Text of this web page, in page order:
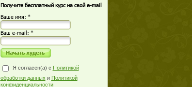
Получите бесплатный курс на свой e-mail
Ваше имя: *
Ваш е-mail: *
Я согласен(а) с Политикой
обработки данных и Политикой
конфиденциальности